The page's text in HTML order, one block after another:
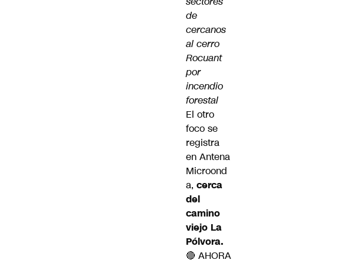
de
cercanos
al cerro
Rocuant
por
incendio
forestal
El otro
foco se
registra
en Antena
Microond
a, cerca
del
camino
viejo La
Pólvora.
🔴 AHORA